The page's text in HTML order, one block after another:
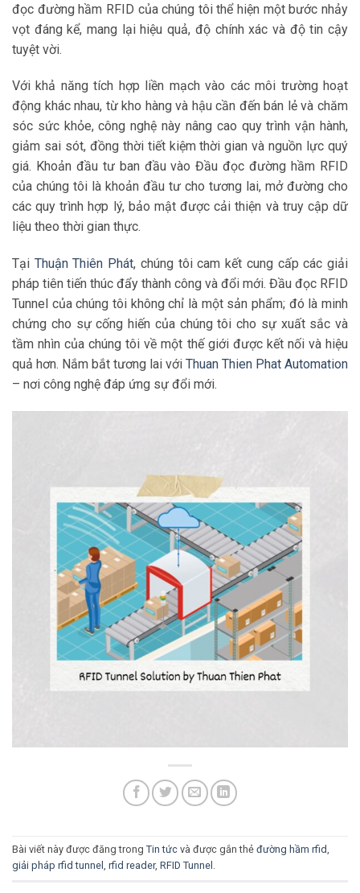
đọc đường hầm RFID của chúng tôi thể hiện một bước nhảy
vọt đáng kể, mang lại hiệu quả, độ chính xác và độ tin cậy
tuyệt vời.
Với khả năng tích hợp liền mạch vào các môi trường hoạt
động khác nhau, từ kho hàng và hậu cần đến bán lẻ và chăm
sóc sức khỏe, công nghệ này nâng cao quy trình vận hành,
giảm sai sót, đồng thời tiết kiệm thời gian và nguồn lực quý
giá. Khoản đầu tư ban đầu vào Đầu đọc đường hầm RFID
của chúng tôi là khoản đầu tư cho tương lai, mở đường cho
các quy trình hợp lý, bảo mật được cải thiện và truy cập dữ
liệu theo thời gian thực.
Tại Thuận Thiên Phát, chúng tôi cam kết cung cấp các giải
pháp tiên tiến thúc đẩy thành công và đổi mới. Đầu đọc RFID
Tunnel của chúng tôi không chỉ là một sản phẩm; đó là minh
chứng cho sự cống hiến của chúng tôi cho sự xuất sắc và
tầm nhìn của chúng tôi về một thế giới được kết nối và hiệu
quả hơn. Nắm bắt tương lai với Thuan Thien Phat Automation
– nơi công nghệ đáp ứng sự đổi mới.
Bài viết này được đăng trong Tin tức và được gắn thẻ đường hầm rfid,
giải pháp rfid tunnel , rfid reader, RFID Tunnel .